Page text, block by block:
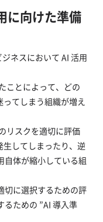
に向けた準備
ネスにおいて AI 活用
ことによって、どの
てしまう組織が増え
リスクを適切に評価
してしまったり、逆
自体が縮小している組
切に選択するための評
ための ”AI 導入準